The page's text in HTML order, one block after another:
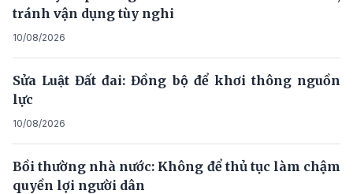
tránh vận dụng tùy nghi
10/08/2026
Sửa Luật Đất đai: Đồng bộ để khơi thông nguồn
lực
10/08/2026
Bồi thường nhà nước: Không để thủ tục làm chậm
quyền lợi người dân